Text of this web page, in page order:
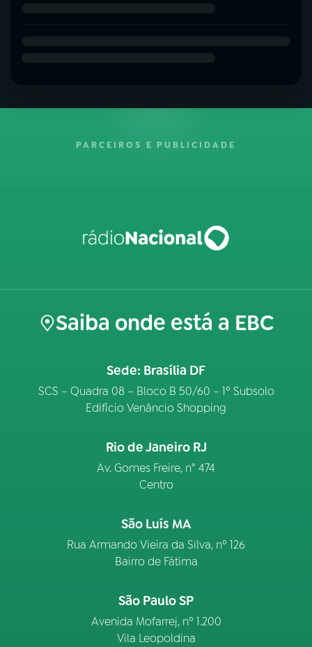
PARCEIROS E PUBLICIDADE
Saiba onde está a EBC
Sede: Brasília DF
SCS – Quadra 08 – Bloco B 50/60 – 1º Subsolo
Edifício Venâncio Shopping
Rio de Janeiro RJ
Av. Gomes Freire, n° 474
Centro
São Luís MA
Rua Armando Vieira da Silva, nº 126
Bairro de Fátima
São Paulo SP
Avenida Mofarrej, nº 1.200
Vila Leopoldina